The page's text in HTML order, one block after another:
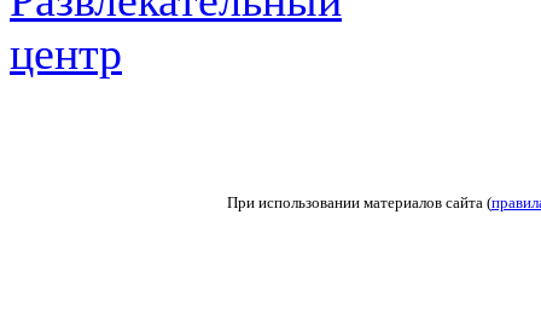
центр
При использовании материалов сайта (